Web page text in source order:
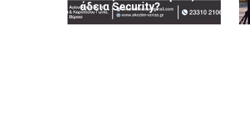
άδεια Security?